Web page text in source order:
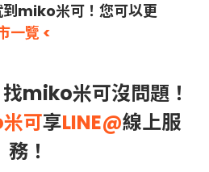
miko米可！您可以更
一覽 <
miko米可沒問題！
可享LINE@線上服
務！